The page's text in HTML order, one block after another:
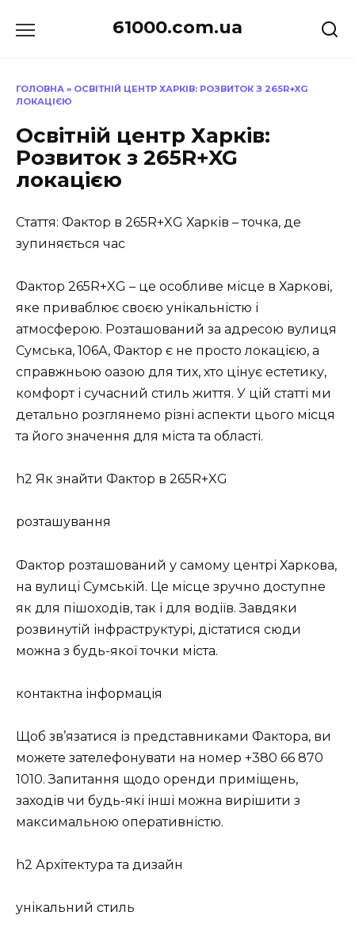
до
61000.com.ua
ГОЛОВНА » ОСВІТНІЙ ЦЕНТР ХАРКІВ: РОЗВИТОК З 265R+XG
ЛОКАЦІЄЮ
Освітній центр Харків:
Розвиток з 265R+XG
локацією
Стаття: Фактор в 265R+XG Харків – точка, де
зупиняється час
Фактор 265R+XG – це особливе місце в Харкові,
яке приваблює своєю унікальністю і
атмосферою. Розташований за адресою вулиця
Сумська, 106А, Фактор є не просто локацією, а
справжньою оазою для тих, хто цінує естетику,
комфорт і сучасний стиль життя. У цій статті ми
детально розглянемо різні аспекти цього місця
та його значення для міста та області.
h2 Як знайти Фактор в 265R+XG
розташування
Фактор розташований у самому центрі Харкова,
на вулиці Сумській. Це місце зручно доступне
як для пішоходів, так і для водіїв. Завдяки
розвинутій інфраструктурі, дістатися сюди
можна з будь-якої точки міста.
контактна інформація
Щоб зв’язатися із представниками Фактора, ви
можете зателефонувати на номер +380 66 870
1010. Запитання щодо оренди приміщень,
заходів чи будь-які інші можна вирішити з
максимальною оперативністю.
h2 Архітектура та дизайн
унікальний стиль